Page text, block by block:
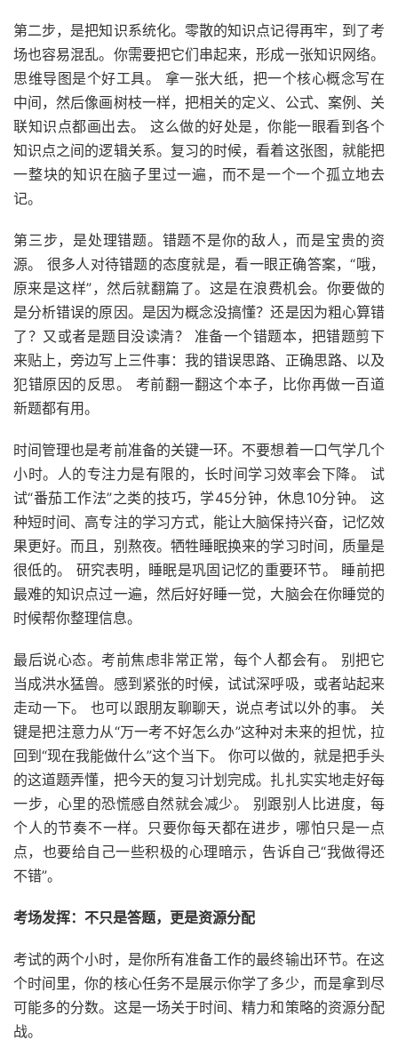
第二步，是把知识系统化。零散的知识点记得再牢，到了考
场也容易混乱。你需要把它们串起来，形成一张知识网络。
思维导图是个好工具。 拿一张大纸，把一个核心概念写在
中间，然后像画树枝一样，把相关的定义、公式、案例、关
联知识点都画出去。 这么做的好处是，你能一眼看到各个
知识点之间的逻辑关系。复习的时候，看着这张图，就能把
一整块的知识在脑子里过一遍，而不是一个一个孤立地去
记。
第三步，是处理错题。错题不是你的敌人，而是宝贵的资
源。 很多人对待错题的态度就是，看一眼正确答案，“哦，
原来是这样”，然后就翻篇了。这是在浪费机会。你要做的
是分析错误的原因。是因为概念没搞懂？还是因为粗心算错
了？又或者是题目没读清？ 准备一个错题本，把错题剪下
来贴上，旁边写上三件事：我的错误思路、正确思路、以及
犯错原因的反思。 考前翻一翻这个本子，比你再做一百道
新题都有用。
时间管理也是考前准备的关键一环。不要想着一口气学几个
小时。人的专注力是有限的，长时间学习效率会下降。 试
试“番茄工作法”之类的技巧，学45分钟，休息10分钟。 这
种短时间、高专注的学习方式，能让大脑保持兴奋，记忆效
果更好。而且，别熬夜。牺牲睡眠换来的学习时间，质量是
很低的。 研究表明，睡眠是巩固记忆的重要环节。 睡前把
最难的知识点过一遍，然后好好睡一觉，大脑会在你睡觉的
时候帮你整理信息。
最后说心态。考前焦虑非常正常，每个人都会有。 别把它
当成洪水猛兽。感到紧张的时候，试试深呼吸，或者站起来
走动一下。 也可以跟朋友聊聊天，说点考试以外的事。 关
键是把注意力从“万一考不好怎么办”这种对未来的担忧，拉
回到“现在我能做什么”这个当下。 你可以做的，就是把手头
的这道题弄懂，把今天的复习计划完成。扎扎实实地走好每
一步，心里的恐慌感自然就会减少。 别跟别人比进度，每
个人的节奏不一样。只要你每天都在进步，哪怕只是一点
点，也要给自己一些积极的心理暗示，告诉自己“我做得还
不错”。
考场发挥：不只是答题，更是资源分配
考试的两个小时，是你所有准备工作的最终输出环节。在这
个时间里，你的核心任务不是展示你学了多少，而是拿到尽
可能多的分数。这是一场关于时间、精力和策略的资源分配
战。